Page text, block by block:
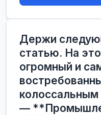
Держи
статью. На
огромный и
колоссальным
—